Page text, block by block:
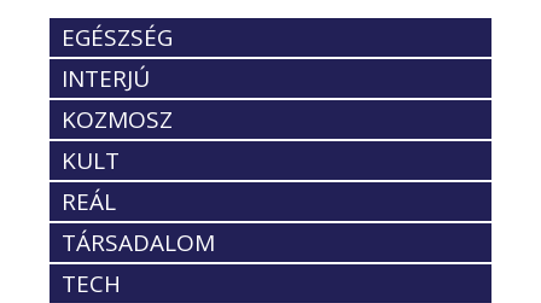
EGÉSZSÉG
INTERJÚ
KOZMOSZ
KULT
REÁL
TÁRSADALOM
TECH